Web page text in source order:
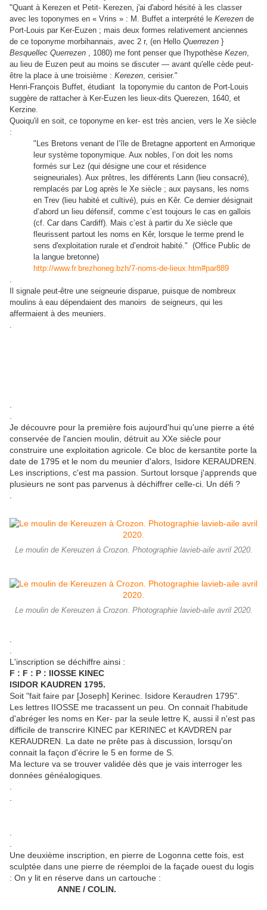
"Quant à Kerezen et Petit- Kerezen, j'ai d'abord hésité à les classer
avec les toponymes en « Vrins » : M. Buffet a interprété le Kerezen de
Port-Louis par Ker-Euzen ; mais deux formes relativement anciennes
de ce toponyme morbihannais, avec 2 r, (en Hello Querrezen }
Besquellec Querrezen , 1080) me font penser que l'hypothèse Kezen,
au lieu de Euzen peut au moins se discuter — avant qu'elle cède peut-
être la place à une troisième : Kerezen, cerisier."
Henri-François Buffet, étudiant la toponymie du canton de Port-Louis
suggère de rattacher à Ker-Euzen les lieux-dits Querezen, 1640, et
Kerzine.
Quoiqu'il en soit, ce toponyme en ker- est très ancien, vers le Xe siècle
:
" Les Bretons venant de l’île de Bretagne apportent en Armorique
leur système toponymique. Aux nobles, l’on doit les noms
formés sur Lez (qui désigne une cour et résidence
seigneuriales). Aux prêtres, les différents Lann (lieu consacré),
remplacés par Log après le Xe siècle ; aux paysans, les noms
en Trev (lieu habité et cultivé), puis en Kêr. Ce dernier désignait
d’abord un lieu défensif, comme c’est toujours le cas en gallois
(cf. Car dans Cardiff). Mais c’est à partir du Xe siècle que
fleurissent partout les noms en Kêr, lorsque le terme prend le
sens d'exploitation rurale et d’endroit habité." (Office Public de
la langue bretonne)
http://www.fr.brezhoneg.bzh/7-noms-de-lieux.htm#par889
.
Il signale peut-être une seigneurie disparue, puisque de nombreux
moulins à eau dépendaient des manoirs de seigneurs, qui les
affermaient à des meuniers.
.
Je découvre pour la première fois aujourd'hui qu'une pierre a été
conservée de l'ancien moulin, détruit au XXe siècle pour
construire une exploitation agricole. Ce bloc de kersantite porte la
date de 1795 et le nom du meunier d'alors, Isidore KERAUDREN.
Les inscriptions, c'est ma passion. Surtout lorsque j'apprends que
plusieurs ne sont pas parvenus à déchiffrer celle-ci. Un défi ?
Le moulin de Kereuzen à Crozon. Photographie lavieb-aile avril 2020.
Le moulin de Kereuzen à Crozon. Photographie lavieb-aile avril 2020.
L'inscription se déchiffre ainsi :
F : F : P : IIOSSE KINEC
ISIDOR KAUDREN 1795.
Soit "fait faire par [Joseph] Kerinec. Isidore Keraudren 1795".
Les lettres IIOSSE me tracassent un peu. On connait l'habitude
d'abréger les noms en Ker- par la seule lettre K, aussi il n'est pas
difficile de transcrire KINEC par KERINEC et KAVDREN par
KERAUDREN. La date ne prête pas à discussion, lorsqu'on
connait la façon d'écrire le 5 en forme de S.
Ma lecture va se trouver validée dès que je vais interroger les
données généalogiques.
Une deuxième inscription, en pierre de Logonna cette fois, est
sculptée dans une pierre de réemploi de la façade ouest du logis
: On y lit en réserve dans un cartouche :
ANNE / COLIN.